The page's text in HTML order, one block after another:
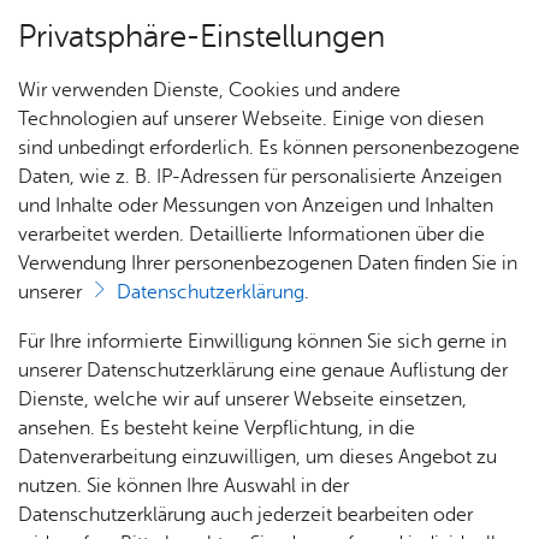
Über­sicht Bür­ger & Stadt
Rat­
haus &
Bür­
ger­
ser­vice
Rat­
häu­ser
Nach­
rich­
ten,
Vi­de­os
& Bil­
der
Me­di­
Jobs
Stel­
len­an­
ge­bo­te
Aus­bil­
dung &
Stu­di­
Bauen
& Um­
welt
Geo­
da­ten
Ge­
sund­
heit &
kum
Ver­ei­ne
Fried­richs­ha­fen In­te­gra­ti­ons-
und Bil­dungs­ver­ein FIB e.V.
Vor­le­sen
Privatsphäre-Einstellungen
Wir verwenden Dienste, Cookies und andere
Technologien auf unserer Webseite. Einige von diesen
sind unbedingt erforderlich. Es können personenbezogene
Daten, wie z. B. IP-Adressen für personalisierte Anzeigen
und Inhalte oder Messungen von Anzeigen und Inhalten
verarbeitet werden. Detaillierte Informationen über die
Verwendung Ihrer personenbezogenen Daten finden Sie in
unserer
Datenschutzerklärung.
Für Ihre informierte Einwilligung können Sie sich gerne in
unserer Datenschutzerklärung eine genaue Auflistung der
Dienste, welche wir auf unserer Webseite einsetzen,
ansehen. Es besteht keine Verpflichtung, in die
Datenverarbeitung einzuwilligen, um dieses Angebot zu
nutzen. Sie können Ihre Auswahl in der
Datenschutzerklärung auch jederzeit bearbeiten oder